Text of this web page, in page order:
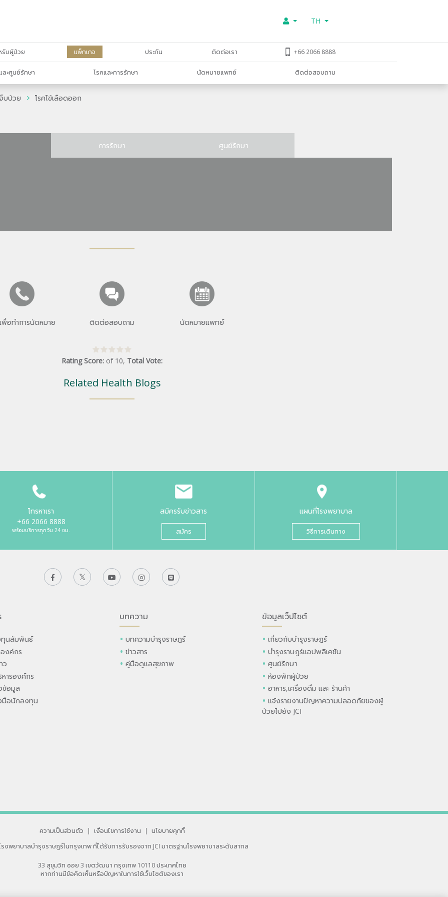
TH
รับผู้ป่วย แพ็กเกจ ประกัน ติดต่อเรา +66 2066 8888
ะศูนย์รักษา โรคและการรักษา นัดหมายแพทย์ ติดต่อสอบถาม
จ็บป่วย โรคไข้เลือดออก
การรักษา ศูนย์รักษา
พื่อทำการนัดหมาย ติดต่อสอบถาม นัดหมายแพทย์
Rating Score: of 10, Total Vote:
Related Health Blogs
โทรหาเรา
+66 2066 8888
พร้อมบริการทุกวัน 24 ชม.
สมัครรับข่าวสาร
สมัคร
แผนที่โรงพยาบาล
วิธีการเดินทาง
นสัมพันธ์
งค์กร
ว
หารองค์กร
ข้อมูล
มือนักลงทุน
บทความ
บทความบำรุงราษฎร์
ข่าวสาร
คู่มือดูแลสุขภาพ
ข้อมูลเว็ปไซต์
เกี่ยวกับบำรุงราษฎร์
บำรุงราษฎร์แอปพลิเคชัน
ศูนย์รักษา
ห้องพักผู้ป่วย
อาหาร,เครื่องดื่ม และ ร้านค้า
แจ้งรายงานปัญหาความปลอดภัยของผู้
ป่วยไปยัง JCI
ความเป็นส่วนตัว | เงื่อนไขการใช้งาน |
นโยบายคุกกี้
งพยาบาลบำรุงราษฎร์ในกรุงเทพที่ได้รับการรับรองจาก JCI มาตรฐานโรงพยาบาลระดับสากล
33 สุขุมวิท ซอย 3 เขตวัฒนา กรุงเทพ 10110 ประเทศไทย
หากท่านมีข้อคิดเห็นหรือปัญหาในการใช้เว็บไซต์ของเรา